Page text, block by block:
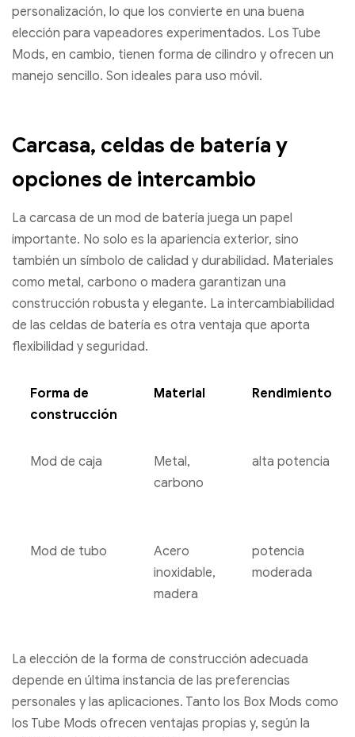
personalización, lo que los convierte en una buena
elección para vapeadores experimentados. Los Tube
Mods, en cambio, tienen forma de cilindro y ofrecen un
manejo sencillo. Son ideales para uso móvil.
Carcasa, celdas de batería y
opciones de intercambio
La carcasa de un mod de batería juega un papel
importante. No solo es la apariencia exterior, sino
también un símbolo de calidad y durabilidad. Materiales
como metal, carbono o madera garantizan una
construcción robusta y elegante. La intercambiabilidad
de las celdas de batería es otra ventaja que aporta
flexibilidad y seguridad.
Forma de
construcción
Material Rendimiento
Mod de caja
Metal,
carbono
alta potencia
Mod de tubo
Acero
inoxidable,
madera
potencia
moderada
La elección de la forma de construcción adecuada
depende en última instancia de las preferencias
personales y las aplicaciones. Tanto los Box Mods como
los Tube Mods ofrecen ventajas propias y, según la